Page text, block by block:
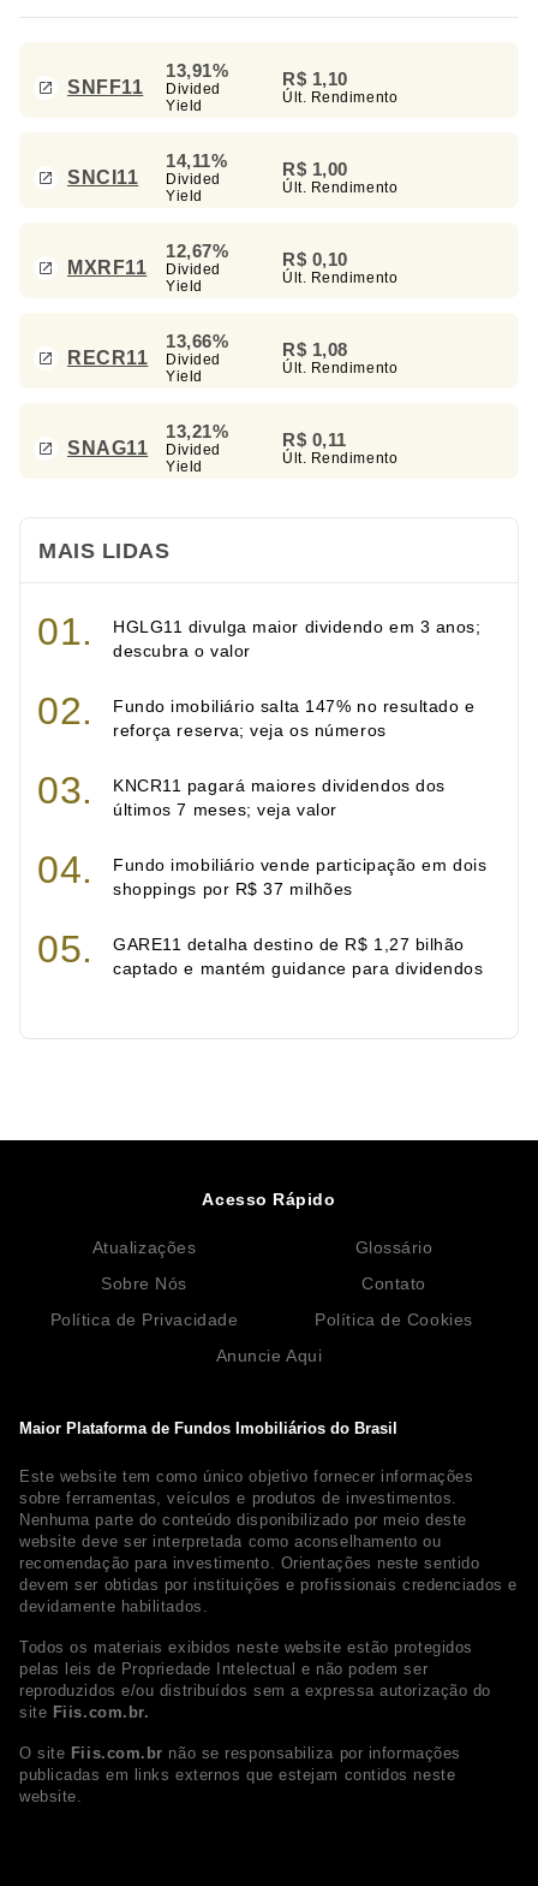
SNFF11
13,91%
Divided
Yield
R$ 1,10
Últ. Rendimento
SNCI11
14,11%
Divided
Yield
R$ 1,00
Últ. Rendimento
MXRF11
12,67%
Divided
Yield
R$ 0,10
Últ. Rendimento
RECR11
13,66%
Divided
Yield
R$ 1,08
Últ. Rendimento
SNAG11
13,21%
Divided
Yield
R$ 0,11
Últ. Rendimento
MAIS LIDAS
HGLG11 divulga maior dividendo em 3 anos;
descubra o valor
Fundo imobiliário salta 147% no resultado e
reforça reserva; veja os números
KNCR11 pagará maiores dividendos dos
últimos 7 meses; veja valor
Fundo imobiliário vende participação em dois
shoppings por R$ 37 milhões
GARE11 detalha destino de R$ 1,27 bilhão
captado e mantém guidance para dividendos
Maior Plataforma de Fundos Imobiliários do Brasil
Este website tem como único objetivo fornecer informações
sobre ferramentas, veículos e produtos de investimentos.
Nenhuma parte do conteúdo disponibilizado por meio deste
website deve ser interpretada como aconselhamento ou
recomendação para investimento. Orientações neste sentido
devem ser obtidas por instituições e profissionais credenciados e
devidamente habilitados.
Todos os materiais exibidos neste website estão protegidos
pelas leis de Propriedade Intelectual e não podem ser
reproduzidos e/ou distribuídos sem a expressa autorização do
site Fiis.com.br.
O site Fiis.com.br não se responsabiliza por informações
publicadas em links externos que estejam contidos neste
website.
Acesso Rápido
Atualizações
Glossário
Sobre Nós
Contato
Política de Privacidade
Política de Cookies
Anuncie Aqui